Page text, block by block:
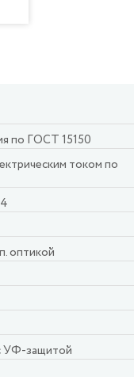
по ГОСТ 15150
током по
оптикой
УФ-защитой